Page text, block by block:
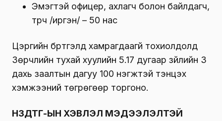
Эмэгтэй офицер, ахлагч болон байлдагч,
түрүүч /иргэн/ – 50 нас
Цэргийн бүртгэлд хамрагдаагүй тохиолдолд
Зөрчлийн тухай хуулийн 5.17 дугаар зүйлийн 3
дахь заалтын дагуу 100 нэгжтэй тэнцэх
хэмжээний төгрөгөөр торгоно.
НЗДТГ-ЫН ХЭВЛЭЛ МЭДЭЭЛЭЛТЭЙ